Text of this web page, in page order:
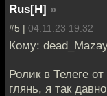
Rus[H] »
#5 | 04.11.23 19:32
Кому:
Ролик в Телеге
глянь, я так